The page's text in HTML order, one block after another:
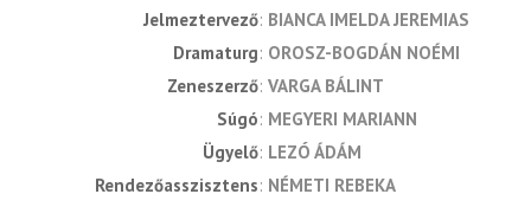
jelmeztervező BIANCA IMELDA JEREMIAS
dramaturg OROSZ-BOGDÁN NOÉMI
zeneszerző VARGA BÁLINT
súgó MEGYERI MARIANN
ügyelő LEZÓ ÁDÁM
rendezőasszisztens NÉMETI REBEKA